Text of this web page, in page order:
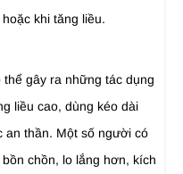
khi tăng liều.
gây ra những tác dụng
liều cao, dùng kéo dài
an thần. Một số người có
chồn, lo lắng hơn, kích